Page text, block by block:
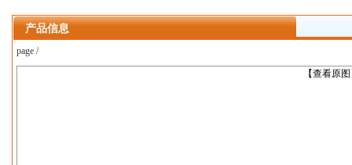
产品信息
page /
【查看原
上一张